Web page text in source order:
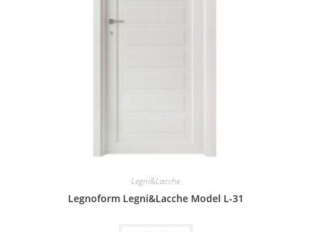
Legni&Lacche
Legnoform Legni&Lacche Model L-31